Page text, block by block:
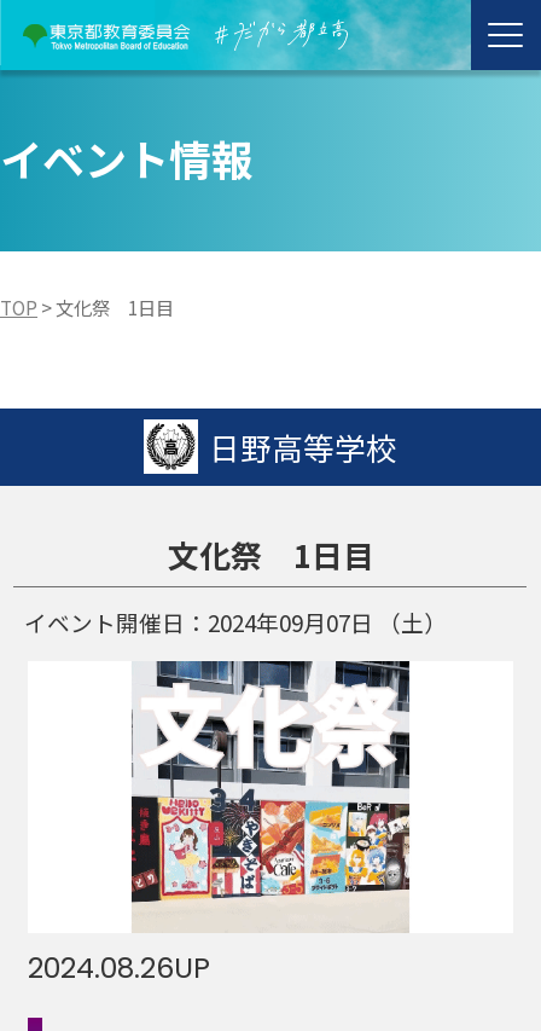
イベント情報
TOP >文化祭 1日目
日野高等学校
文化祭 1日目
イベント開催日： 2024年09月07日 （土）
2024.08.26UP